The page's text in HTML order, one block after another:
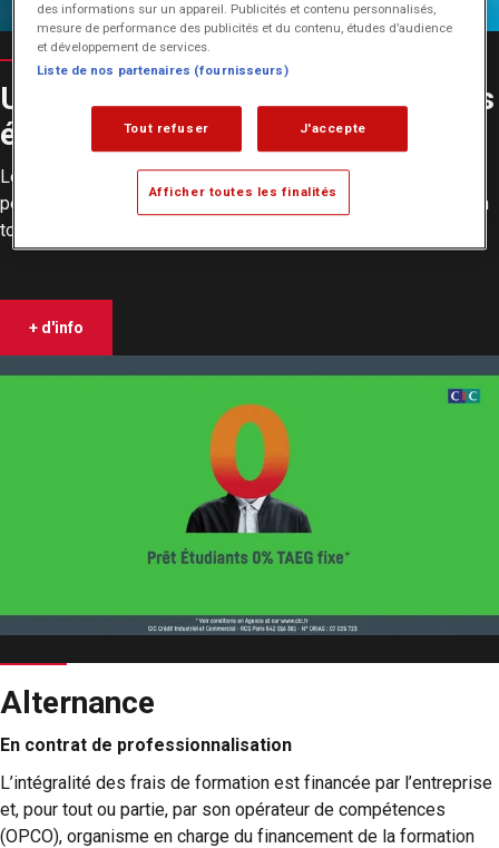
Un partenariat avantageux pour les
étudiants (LYON)
Le partenariat entreEICAR Lyonet leCIC Villeurbanne
permettre aux étudiants d'étudier sur notre campus lyonnais en
toute sérénité.
+ d'info
Alternance
En contrat de professionnalisation
L’intégralité des frais de formation est financée par l’entreprise
et, pour tout ou partie, par son opérateur de compétences
(OPCO), organisme en charge du financement de la formation
des informations sur un appareil. Publicités et contenu personnalisés,
mesure de performance des publicités et du contenu, études d’audience
et développement de services.
Liste de nos partenaires (fournisseurs)
Tout refuser J'accepte
Afficher toutes les finalités